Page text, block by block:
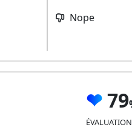
Nope
79
ÉVALUATION